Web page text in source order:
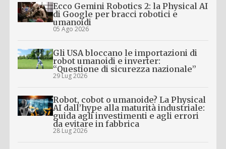
Ecco Gemini Robotics 2: la Physical AI
di Google per bracci robotici e
umanoidi
05 Ago 2026
Gli USA bloccano le importazioni di
robot umanoidi e inverter:
“Questione di sicurezza nazionale”
29 Lug 2026
Robot, cobot o umanoide? La Physical
AI dall’hype alla maturità industriale:
guida agli investimenti e agli errori
da evitare in fabbrica
28 Lug 2026